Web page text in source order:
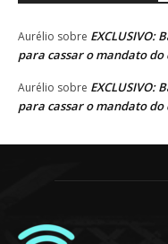
Aurélio sobre EXCLUSIVO:
para cassar o mandato
Aurélio sobre EXCLUSIVO:
para cassar o mandato